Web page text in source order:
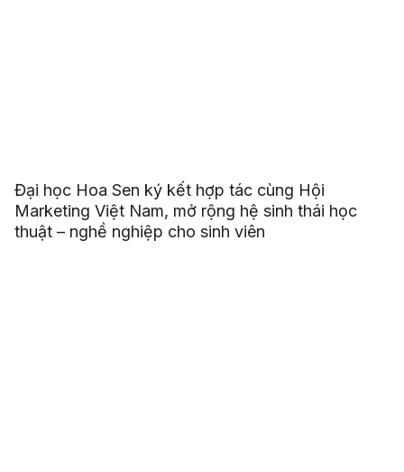
Đại học Hoa Sen ký kết hợp tác cùng Hội
Marketing Việt Nam, mở rộng hệ sinh thái học
thuật – nghề nghiệp cho sinh viên